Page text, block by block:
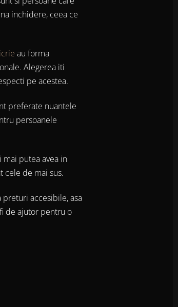
inchidere, ceea ce
au forma
Alegerea iti
pe acestea.
preferate nuantele
persoanele
putea avea in
cele de mai sus.
accesibile, asa
de ajutor pentru o